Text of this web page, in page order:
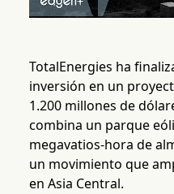
TotalEnergies ha
inversión en un
1.200 millones de
combina un parque
megavatios-hora de
un movimiento que
en Asia Central.